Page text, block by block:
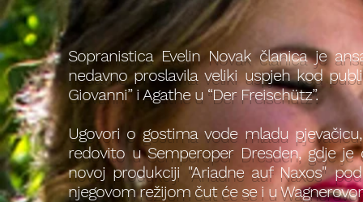
Sopranistica Evelin Novak članica je
nedavno proslavila veliki uspjeh kod
Giovanni” i Agathe u “Der Freischütz”.
Ugovori o gostima vode mladu
redovito u Semperoper Dresden, gdje
novoj produkciji "Ariadne auf Naxos"
njegovom režijom čut će se i u